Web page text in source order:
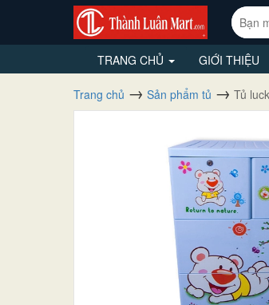
TRANG CHỦ GIỚI THIỆU
Trang chủ Sản phẩm tủ Tủ